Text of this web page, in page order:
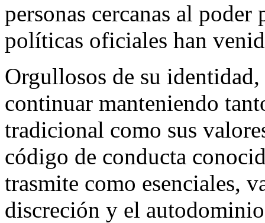
personas cercanas al
políticas oficiales han
Orgullosos de su identidad,
continuar manteniendo
tradicional como sus
código de conducta
trasmite como esenciales,
discreción y el